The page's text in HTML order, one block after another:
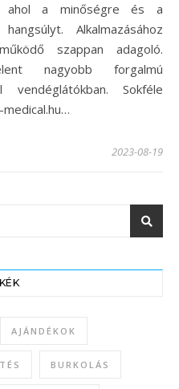
ahol a minőségre és a
Alkalmazásához
szappan adagoló.
nagyobb forgalmú
Sokféle
2023-08-19
AJÁNDÉKOK
BURKOLÁS